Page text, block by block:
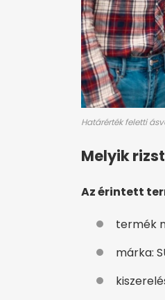
Határérték feletti
Melyik
Az érintett
termék
márka: